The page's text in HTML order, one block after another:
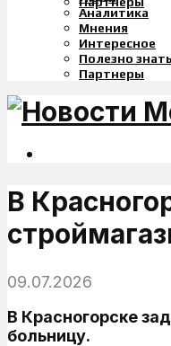
Аналитика
Мнения
Интересное
Полезно знать
Партнеры
В
09.07.2026
В Красногорске
больницу.